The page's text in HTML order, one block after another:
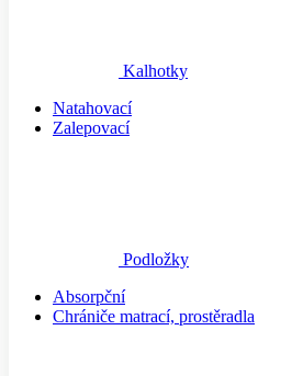
Kalhotky
Natahovací
Zalepovací
Podložky
Absorpční
Chrániče matrací, prostěradla